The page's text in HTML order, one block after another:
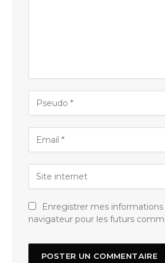
Enregistrer mes informations
navigateur pour les futurs